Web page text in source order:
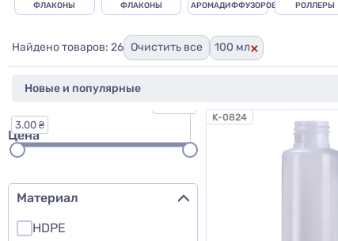
ФЛАКОНЫ
ФЛАКОНЫ
АРОМАДИФФУЗОРОВ
РОЛЛЕРЫ
Найдено товаров: 26 Очистить все 100 мл×
Цена
3.00 ₴
Материал
HDPE
K-0824